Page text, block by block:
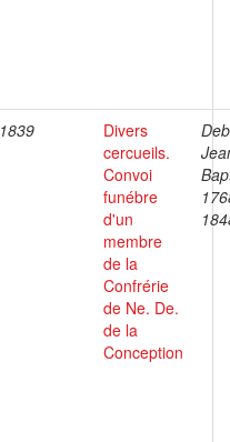
1839
Divers
cercueils.
Convoi
funébre
d'un
membre
de la
Confrérie
de Ne. De.
de la
Conception